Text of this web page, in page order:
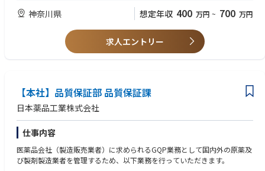
・技術移転担当
て活躍いただくことを期待しています。
・分析技術移転経験
・キャピラリー電気泳動等の使用経験
・バイオ医薬品分析経験
・生物活性試験経験
・英語文献や手順書の読解経験
神奈川県 想定年収 400 万円 ~ 700 万円
求人エントリー
【本社】品質保証部 品質保証課
日本薬品工業株式会社
仕事内容
医薬品会社（製造販売業者）に求められるGQP業務として国内外の原薬及
び製剤製造業者を管理するため、以下業務を行っていただきます。